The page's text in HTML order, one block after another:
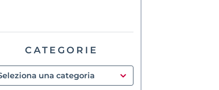
CATEGORIE